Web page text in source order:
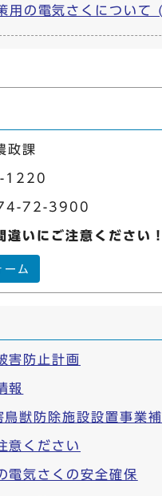
用の電気さくについ
政課
1220
72-3900
違いにご注意ください！
ーム
害防止計画
報
獣防除施設設置事業
意ください
電気さくの安全確保